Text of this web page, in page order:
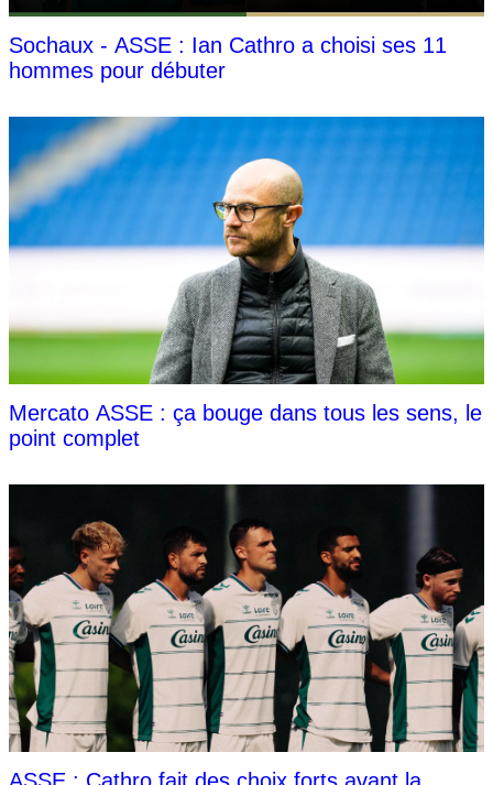
Sochaux - ASSE : Ian Cathro a choisi ses 11
hommes pour débuter
Mercato ASSE : ça bouge dans tous les sens, le
point complet